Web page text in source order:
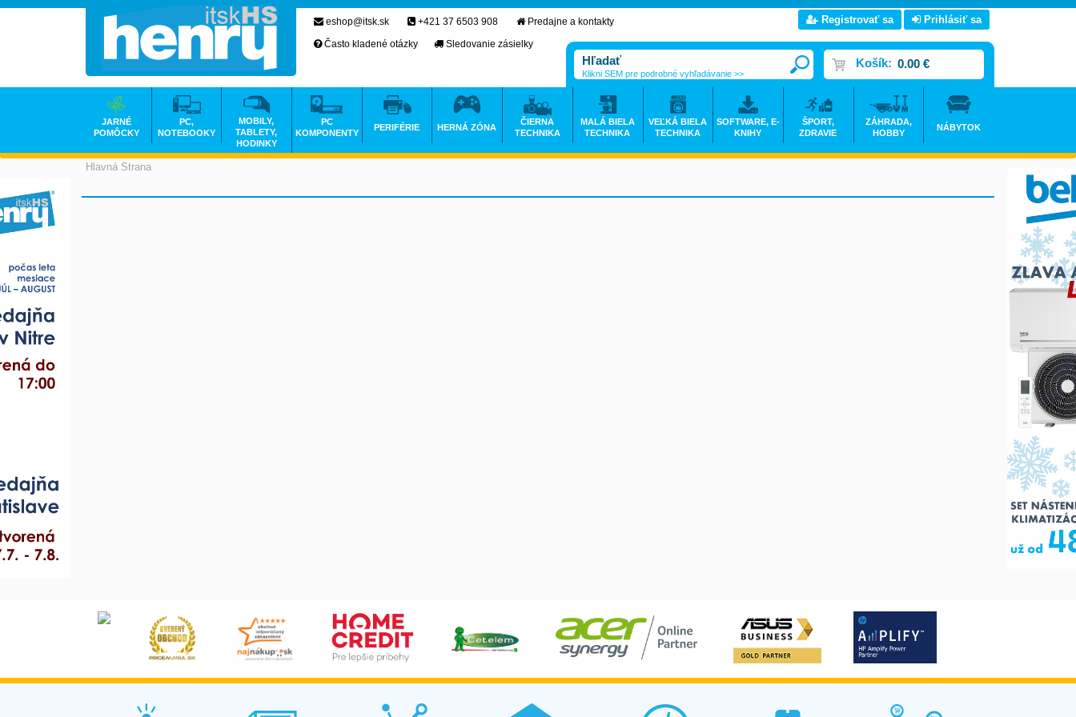
Hlavná Strana
eshop@itsk.sk +421 37 6503 908
Predajne a kontakty
Často kladené otázky
Sledovanie zásielky
Registrovať sa Prihlásiť sa
Košík: 0.00 €
Klikni SEM pre podrobné vyhľadávanie >>
JARNÉ
POMÔCKY
PC,
NOTEBOOKY
MOBILY,
TABLETY,
HODINKY
PC
KOMPONENTY
PERIFÉRIE HERNÁ ZÓNA
ČIERNA
TECHNIKA
MALÁ BIELA
TECHNIKA
VEĽKÁ BIELA
TECHNIKA
SOFTWARE, E-
KNIHY
ŠPORT,
ZDRAVIE
ZÁHRADA,
HOBBY
NÁBYTOK